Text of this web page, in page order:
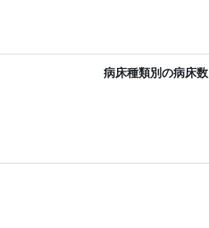
病床種類別の病床数